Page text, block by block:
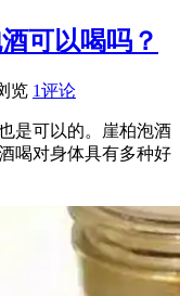
可以喝吗？
览 1评论
是可以的。崖柏泡酒
喝对身体具有多种好